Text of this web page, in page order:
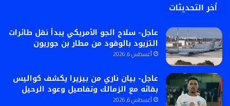
أخر التحديثات
عاجل- سلاح الجو الأمريكي يبدأ نقل طائرات
التزيود بالوقود من مطار بن جوريون
أغسطس 6, 2026
عاجل- بيان ناري من بيزيرا يكشف كواليس
بقائه مع الزمالك وتفاصيل وعود الرحيل
أغسطس 6, 2026